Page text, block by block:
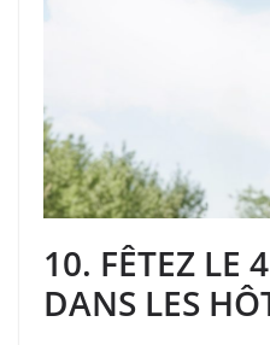
10. FÊTEZ LE
DANS LES